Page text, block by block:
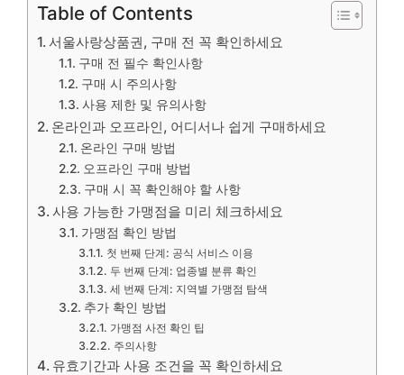
Table of Contents
서울사랑상품권, 구매 전 꼭 확인하세요
구매 전 필수 확인사항
구매 시 주의사항
사용 제한 및 유의사항
온라인과 오프라인, 어디서나 쉽게 구매하세요
온라인 구매 방법
오프라인 구매 방법
구매 시 꼭 확인해야 할 사항
사용 가능한 가맹점을 미리 체크하세요
가맹점 확인 방법
첫 번째 단계: 공식 서비스 이용
두 번째 단계: 업종별 분류 확인
세 번째 단계: 지역별 가맹점 탐색
추가 확인 방법
가맹점 사전 확인 팁
주의사항
유효기간과 사용 조건을 꼭 확인하세요